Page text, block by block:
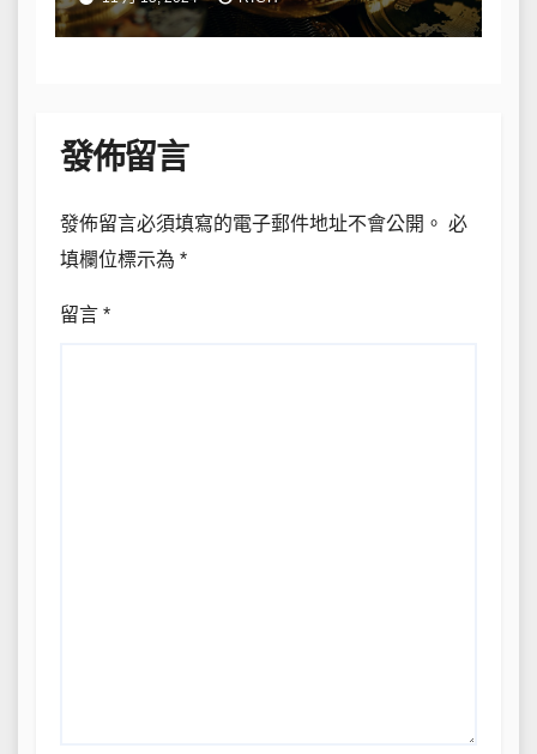
發佈留言
發佈留言必須填寫的電子郵件地址不會公開。 必
填欄位標示為 *
留言 *